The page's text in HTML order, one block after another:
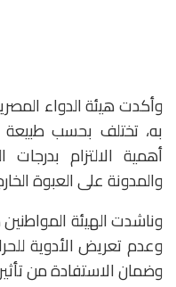
وأكدت هيئة الدواء
به، تختلف بحسب
أهمية الالتزام
والمدونة على العبوة
وناشدت الهيئة المواطنين
وعدم تعريض الأدوية
وضمان الاستفادة من